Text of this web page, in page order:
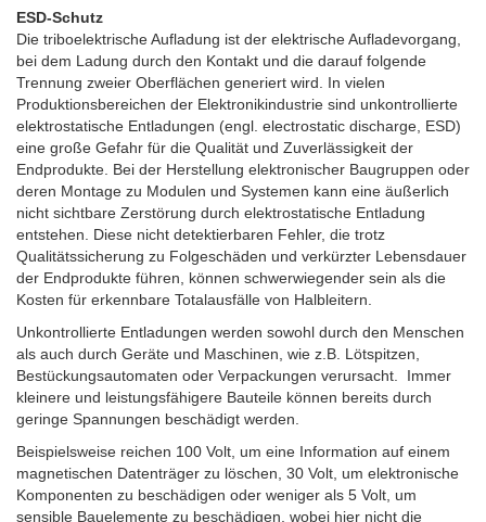
ESD-Schutz
Die triboelektrische Aufladung ist der elektrische Aufladevorgang,
bei dem Ladung durch den Kontakt und die darauf folgende
Trennung zweier Oberflächen generiert wird. In vielen
Produktionsbereichen der Elektronikindustrie sind unkontrollierte
elektrostatische Entladungen (engl. electrostatic discharge, ESD)
eine große Gefahr für die Qualität und Zuverlässigkeit der
Endprodukte. Bei der Herstellung elektronischer Baugruppen oder
deren Montage zu Modulen und Systemen kann eine äußerlich
nicht sichtbare Zerstörung durch elektrostatische Entladung
entstehen. Diese nicht detektierbaren Fehler, die trotz
Qualitätssicherung zu Folgeschäden und verkürzter Lebensdauer
der Endprodukte führen, können schwerwiegender sein als die
Kosten für erkennbare Totalausfälle von Halbleitern.
Unkontrollierte Entladungen werden sowohl durch den Menschen
als auch durch Geräte und Maschinen, wie z.B. Lötspitzen,
Bestückungsautomaten oder Verpackungen verursacht. Immer
kleinere und leistungsfähigere Bauteile können bereits durch
geringe Spannungen beschädigt werden.
Beispielsweise reichen 100 Volt, um eine Information auf einem
magnetischen Datenträger zu löschen, 30 Volt, um elektronische
Komponenten zu beschädigen oder weniger als 5 Volt, um
sensible Bauelemente zu beschädigen, wobei hier nicht die